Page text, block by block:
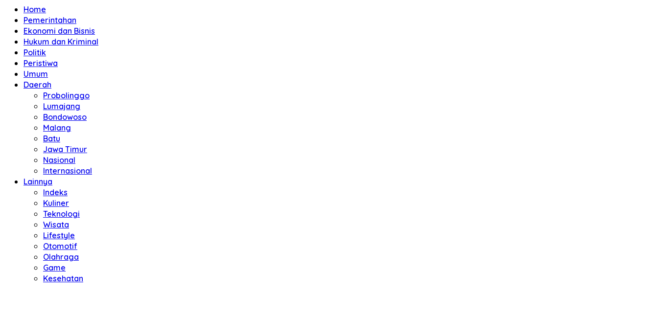
Home
Pemerintahan
Ekonomi dan Bisnis
Hukum dan Kriminal
Politik
Peristiwa
Umum
Daerah
Probolinggo
Lumajang
Bondowoso
Malang
Batu
Jawa Timur
Nasional
Internasional
Lainnya
Indeks
Kuliner
Teknologi
Wisata
Lifestyle
Otomotif
Olahraga
Game
Kesehatan